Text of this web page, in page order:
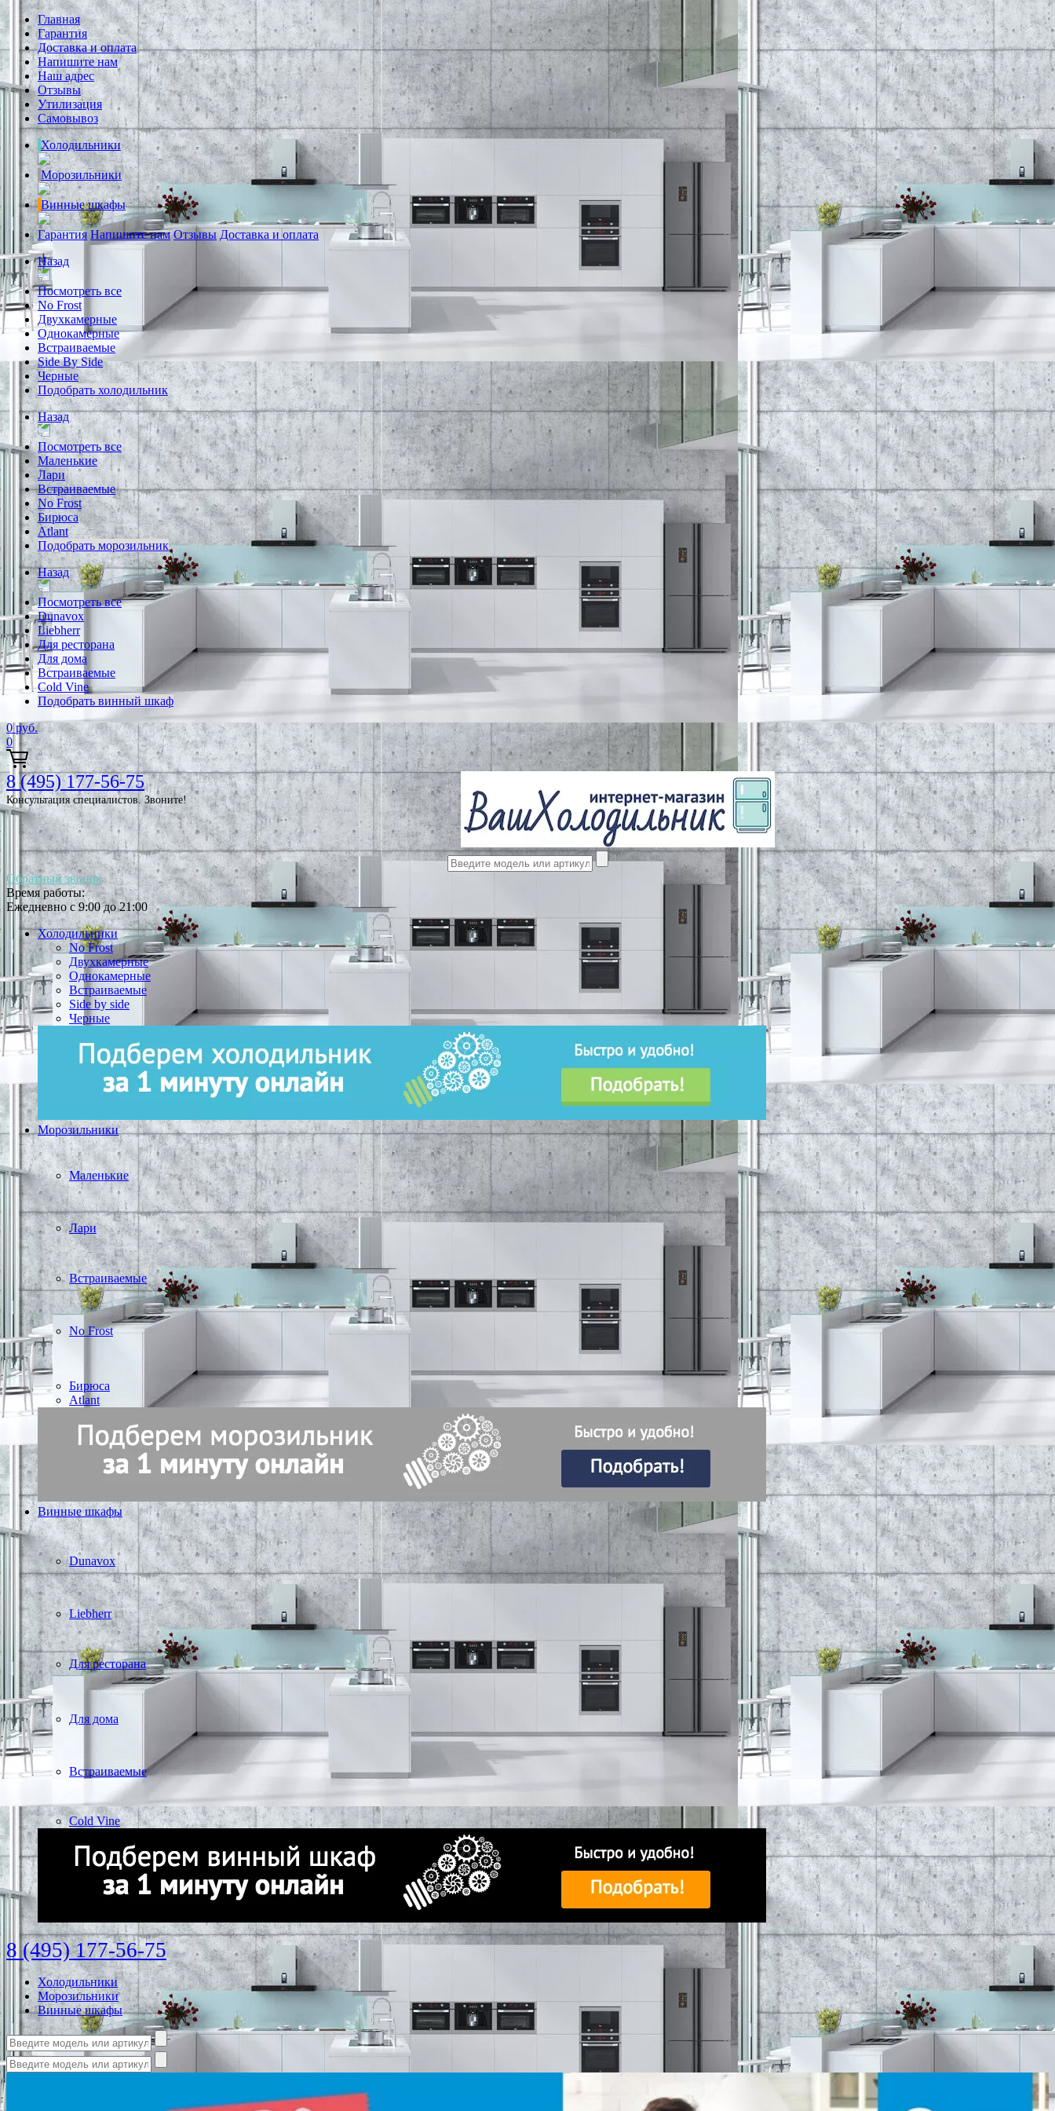
Главная
Гарантия
Доставка и оплата
Напишите нам
Наш адрес
Отзывы
Утилизация
Самовывоз
Холодильники
Морозильники
Винные шкафы
Гарантия Напишите нам Отзывы Доставка и оплата
Назад
Посмотреть все
No Frost
Двухкамерные
Однокамерные
Встраиваемые
Side By Side
Черные
Подобрать холодильник
Назад
Посмотреть все
Маленькие
Лари
Встраиваемые
No Frost
Бирюса
Atlant
Подобрать морозильник
Назад
Посмотреть все
Dunavox
Liebherr
Для ресторана
Для дома
Встраиваемые
Cold Vine
Подобрать винный шкаф
0 руб.
0
8 (495) 177-56-75
Консультация специалистов. Звоните!
Обратный звонок
Время работы:
Ежедневно с 9:00 до 21:00
Холодильники
No Frost
Двухкамерные
Однокамерные
Встраиваемые
Side by side
Черные
Морозильники
Маленькие
Лари
Встраиваемые
No Frost
Бирюса
Atlant
Винные шкафы
Dunavox
Liebherr
Для ресторана
Для дома
Встраиваемые
Cold Vine
8 (495) 177-56-75
Холодильники
Морозильники
Винные шкафы